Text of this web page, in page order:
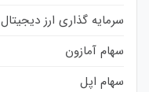
سرمایه گذاری ارز دیجیتال
سهام آمازون
سهام اپل